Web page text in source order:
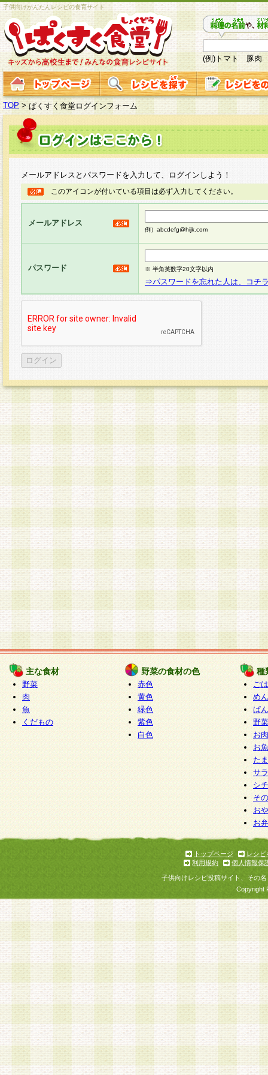
子供向けかんたんレシピの食育サイト
(例)トマト 豚肉
TOP > ぱくすく食堂ログインフォーム
メールアドレスとパスワードを入力して、ログインしよう！
このアイコンが付いている項目は必ず入力してください。
メールアドレス
例）abcdefg@hijk.com
パスワード ※ 半角英数字20文字以内
⇒パスワードを忘れた人は、コチ
主な食材
野菜
肉
魚
くだもの
野菜の食材の色
赤色
黄色
緑色
紫色
白色
種
ご
めん
ぱん
野
お
お
た
サ
シ
そ
お
お
トップページ
レシピ
利用規約
個人情報保
子供向けレシピ投稿サイト、その
Copyright